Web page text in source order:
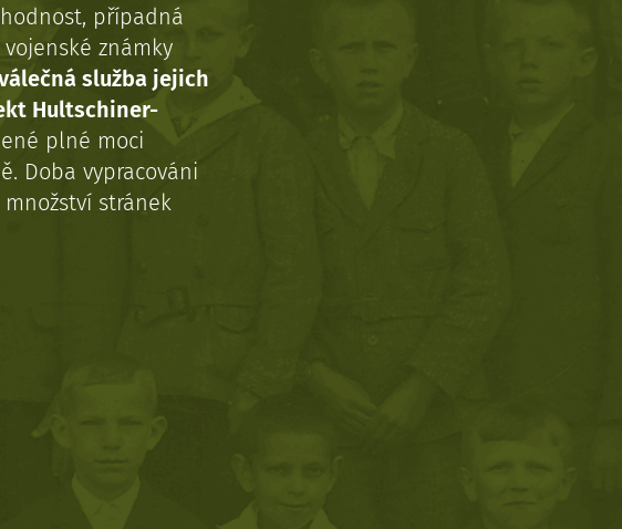
případná
známky
služba jejich
Hultschiner-
plné moci
Doba vypracováni
stránek